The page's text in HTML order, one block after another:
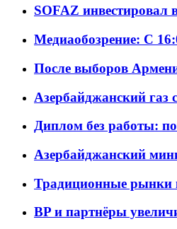
SOFAZ инвестировал
Медиаобозрение: С
После выборов
Азербайджанский газ
Диплом без работы:
Азербайджанский
Традиционные рынки
BP и партнёры